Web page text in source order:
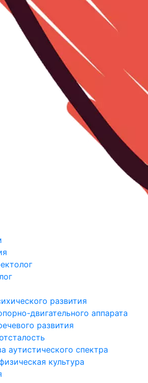
развития
двигательного аппарата
развития
аутистического спектра
культура